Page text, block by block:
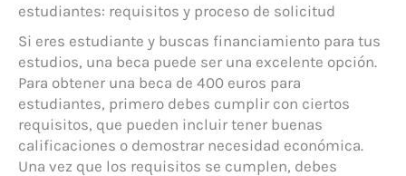
estudiantes: requisitos y proceso de solicitud
Si eres estudiante y buscas financiamiento para tus
estudios, una beca puede ser una excelente opción.
Para obtener una beca de 400 euros para
estudiantes, primero debes cumplir con ciertos
requisitos, que pueden incluir tener buenas
calificaciones o demostrar necesidad económica.
Una vez que los requisitos se cumplen, debes